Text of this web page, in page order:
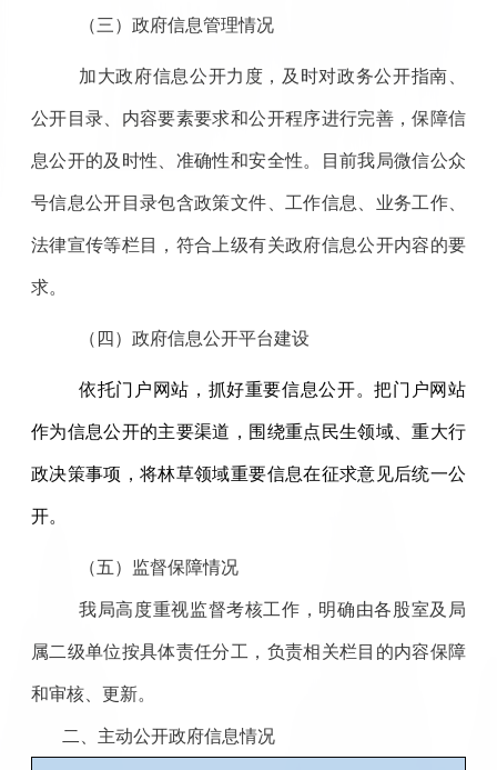
（三） 政府信息管理情况
加大政府信息公开力度，及时对政务公开指南、
公开目录、内容要素要求和公开程序进行完善，保障信
息公开的及时性、准确性和安全性。目前我局微信公众
号信息公开目录包含政策文件、工作信息、业务工作、
法律宣传等栏目，符合上级有关政府信息公开内容的要
求。
（四） 政府信息公开平台建设
依托门户网站，抓好重要信息公开。把门户网站
作为信息公开的主要渠道，围绕重点民生领域、重大行
政决策事项，将林草领域重要信息在征求意见后统一公
开。
（五） 监督保障情况
我局高度重视监督考核工作，明确由各股室及局
属二级单位按具体责任分工，负责相关栏目的内容保障
和审核、更新。
二、主动公开政府信息情况